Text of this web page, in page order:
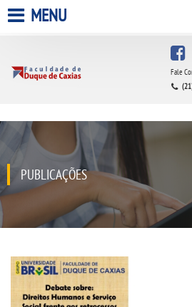
QUEM SOMOS
INFRAESTRUTURA
CPA
MENU
Fale
PUBLICAÇÕES